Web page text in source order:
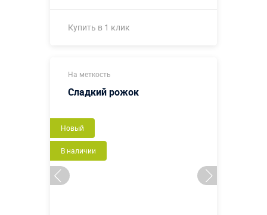
Купить в 1 клик
Больше деталей →
На меткость
Сладкий рожок
Новый
В наличии